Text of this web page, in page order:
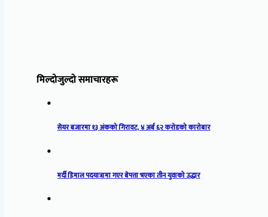
मिल्दोजुल्दो समाचारहरू
सेयर बजारमा १३ अंकको गिरावट, ४ अर्ब ६२ करोडको कारोबार
मर्दी हिमाल पदयात्रामा गएर बेपत्ता भएका तीन युवाको उद्धार